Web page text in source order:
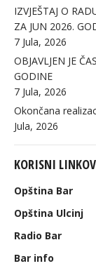
IZVJEŠTAJ O
ZA JUN 2026.
7 Jula, 2026
OBJAVLJEN JE
GODINE
7 Jula, 2026
Okončana
Jula, 2026
KORISNI
Opština Bar
Opština Ulcinj
Radio Bar
Bar info